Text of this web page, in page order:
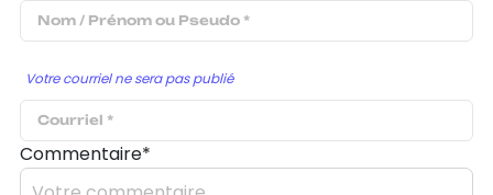
Votre courriel ne sera pas publié
Commentaire*